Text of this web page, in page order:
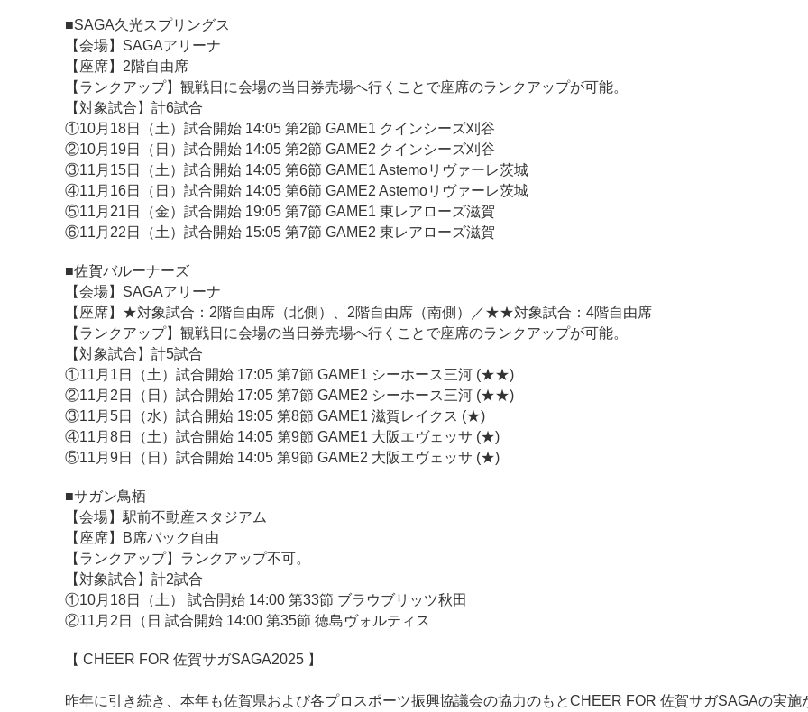
■SAGA久光スプリングス
【会場】SAGAアリーナ
【座席】2階自由席
【ランクアップ】観戦日に会場の当日券売場へ行くことで座席のランクアップが可能。
【対象試合】計6試合
①10月18日（土）試合開始 14:05 第2節 GAME1 クインシーズ刈谷
②10月19日（日）試合開始 14:05 第2節 GAME2 クインシーズ刈谷
③11月15日（土）試合開始 14:05 第6節 GAME1 Astemoリヴァーレ茨城
④11月16日（日）試合開始 14:05 第6節 GAME2 Astemoリヴァーレ茨城
⑤11月21日（金）試合開始 19:05 第7節 GAME1 東レアローズ滋賀
⑥11月22日（土）試合開始 15:05 第7節 GAME2 東レアローズ滋賀
■佐賀バルーナーズ
【会場】SAGAアリーナ
【座席】★対象試合：2階自由席（北側）、2階自由席（南側）／★★対象試合：4階自由席
【ランクアップ】観戦日に会場の当日券売場へ行くことで座席のランクアップが可能。
【対象試合】計5試合
①11月1日（土）試合開始 17:05 第7節 GAME1 シーホース三河 (★★)
②11月2日（日）試合開始 17:05 第7節 GAME2 シーホース三河 (★★)
③11月5日（水）試合開始 19:05 第8節 GAME1 滋賀レイクス (★)
④11月8日（土）試合開始 14:05 第9節 GAME1 大阪エヴェッサ (★)
⑤11月9日（日）試合開始 14:05 第9節 GAME2 大阪エヴェッサ (★)
■サガン鳥栖
【会場】駅前不動産スタジアム
【座席】B席バック自由
【ランクアップ】ランクアップ不可。
【対象試合】計2試合
①10月18日（土） 試合開始 14:00 第33節 ブラウブリッツ秋田
②11月2日（日 試合開始 14:00 第35節 徳島ヴォルティス
【 CHEER FOR 佐賀サガSAGA2025 】
昨年に引き続き、本年も佐賀県および各プロスポーツ振興協議会の協力のもとCHEER FOR 佐賀サガSAGAの実施